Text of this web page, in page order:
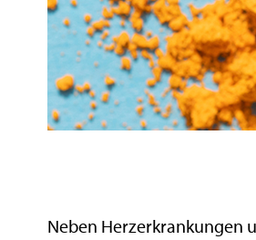
Neben Herzerkrankungen